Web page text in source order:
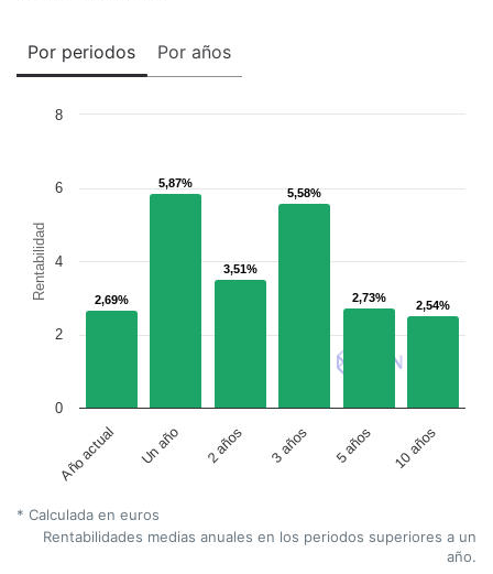
Por periodos Por años
Rentabilidad 2,69%
2,69%
5,87%
5,87%
3,51%
3,51%
5,58%
5,58%
2,73%
2,73%
2,54%
2,54%
Año actual Un año 2 años 3 años 5 años 10 años
0
2
4
6
8
* Calculada en euros
Rentabilidades medias anuales en los periodos superiores a un
año.